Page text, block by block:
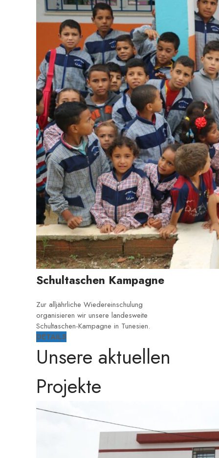
Schultaschen Kampagne
Zur alljährliche Wiedereinschulung
organisieren wir unsere landesweite
Schultaschen-Kampagne in Tunesien.
DETAILS
Unsere aktuellen
Projekte